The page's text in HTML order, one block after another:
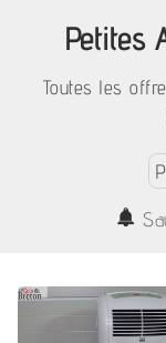
Petites
Toutes les